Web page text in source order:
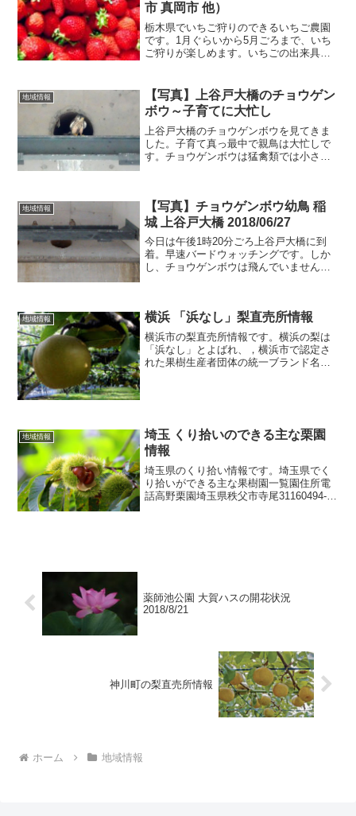
市 真岡市 他）
栃木県でいちご狩りのできるいちご農園
です。1月ぐらいから5月ごろまで、いち
ご狩りが楽しめます。いちごの出来具合
してからお出かけください。園名住所電
話南那須観光いちご園那...
地域情報
【写真】上谷戸大橋のチョウゲン
ボウ～子育てに大忙し
上谷戸大橋のチョウゲンボウを見てきま
した。子育て真っ最中で親鳥は大忙しで
す。チョウゲンボウは猛禽類では小さく
ウゲンボウです。チョウゲ...
地域情報
【写真】チョウゲンボウ幼鳥 稲
城 上谷戸大橋 2018/06/27
今日は午後1時20分ごろ上谷戸大橋に到
着。早速バードウォッチングです。しか
し、チョウゲンボウは飛んでいません。
たかもしれませんね。2...
地域情報 横浜 「浜なし」梨直売所情報
横浜市の梨直売所情報です。横浜の梨は
「浜なし」とよばれ、，横浜市で認定さ
れた果樹生産者団体の統一ブランド名で
地域情報
埼玉 くり拾いのできる主な栗園
情報
埼玉県のくり拾い情報です。埼玉県でく
り拾いができる主な果樹園一覧園住所電
話高野栗園埼玉県秩父市寺尾31160494-
薬師池公園 大賀ハスの開花状況
2018/8/21
神川町の梨直売所情報
ホーム 地域情報